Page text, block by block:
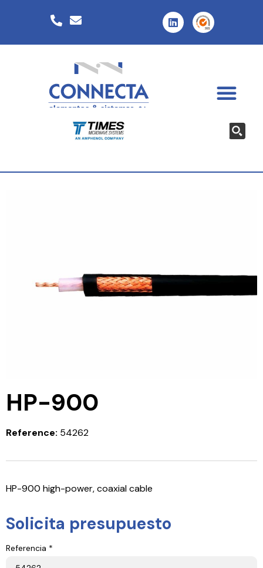
HP-900
Reference: 54262
HP-900 high-power, coaxial cable
Solicita presupuesto
Referencia *